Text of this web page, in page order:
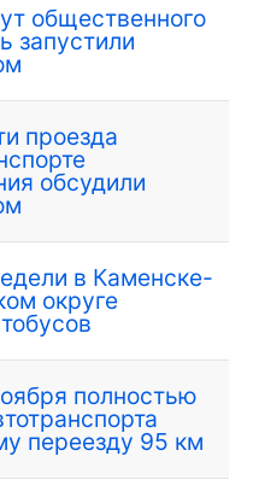
общественного
запустили
проезда
обсудили
в Каменске-
округе
полностью
переезду 95 км